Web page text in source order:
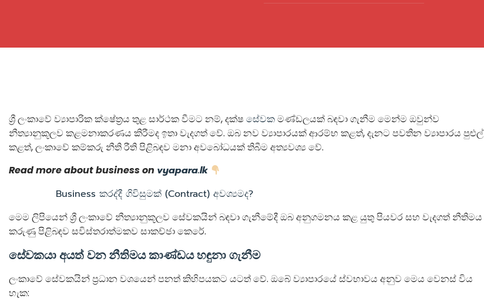
ශ්‍රී ලංකාවේ ව්‍යාපාරික ක්ෂේත්‍රය තුළ සාර්ථක වීමට නම්, දක්ෂසේවකමණ්ඩලයක් බඳවා ගැනීම මෙන්ම ඔවුන්ව
නීත්‍යානුකූලව කළමනාකරණය කිරීමද ඉතා වැදගත් වේ. ඔබ නව ව්‍යාපාරයක් ආරම්භ කළත්, දැනට පවතින ව්‍යාපාරය පුළුල්
කළත්, ලංකාවේ කම්කරු නීති රීති පිළිබඳව මනා අවබෝධයක් තිබීම අත්‍යවශ්‍ය වේ.
Read more about business on vyapara.lk
Business කරද්දී ගිවිසුමක් (Contract) අවශ්‍යමද?
මෙම ලිපියෙන් ශ්‍රී ලංකාවේ නීත්‍යානුකූලව සේවකයින් බඳවා ගැනීමේදී ඔබ අනුගමනය කළ යුතු පියවර සහ වැදගත් නීතිමය
කරුණු පිළිබඳව සවිස්තරාත්මකව සාකච්ඡා කෙරේ.
සේවකයා අයත් වන නීතිමය කාණ්ඩය හඳුනා ගැනීම
ලංකාවේ සේවකයින් ප්‍රධාන වශයෙන් පනත් කිහිපයකට යටත් වේ. ඔබේ ව්‍යාපාරයේ ස්වභාවය අනුව මෙය වෙනස් විය
හැක: